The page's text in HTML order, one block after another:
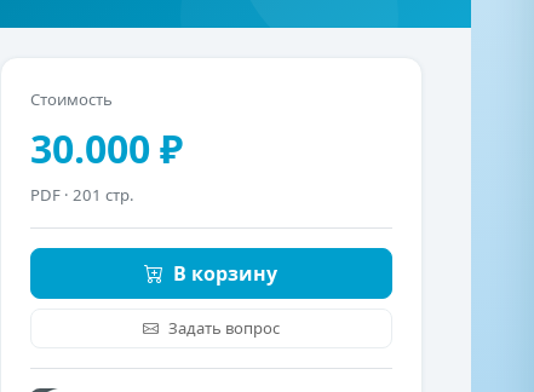
Стоимость
30.000 ₽
PDF · 201 стр.
В корзину
Задать вопрос